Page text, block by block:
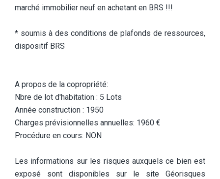
marché immobilier neuf en achetant en BRS !!!
* soumis à des conditions de plafonds de ressources,
dispositif BRS
A propos de la copropriété:
Nbre de lot d'habitation : 5 Lots
Année construction : 1950
Charges prévisionnelles annuelles: 1960 €
Procédure en cours: NON
Les informations sur les risques auxquels ce bien est
exposé sont disponibles sur le site Géorisques